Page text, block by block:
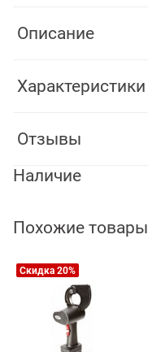
Описание
Характеристики
Отзывы
Наличие
Похожие товары
Скидка 20%